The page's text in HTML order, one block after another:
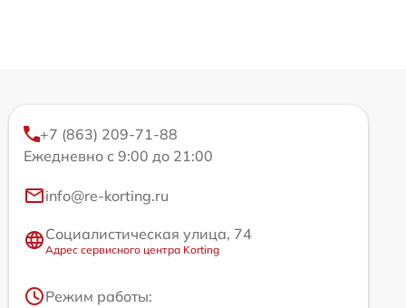
+7 (863) 209-71-88
Ежедневно с 9:00 до 21:00
info@re-korting.ru
Социалистическая улица, 74
Адрес сервисного центра Korting
Режим работы: